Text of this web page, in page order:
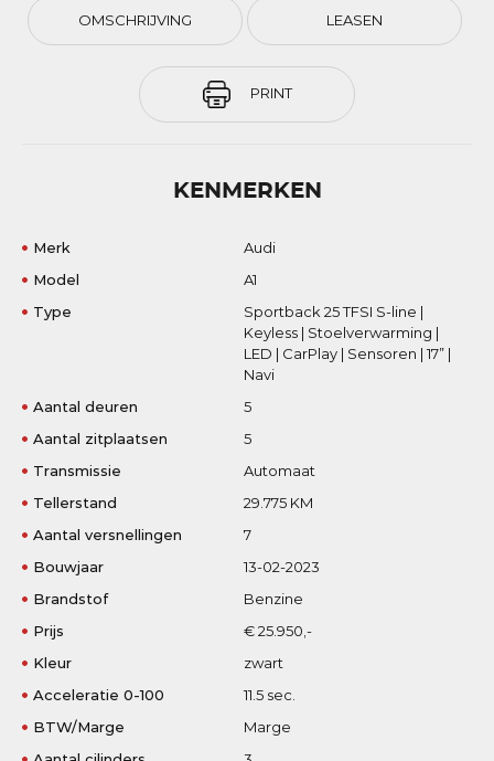
OMSCHRIJVING LEASEN
PRINT
KENMERKEN
Merk
Audi
Model
A1
Type
Sportback 25 TFSI S-line |
Keyless | Stoelverwarming |
LED | CarPlay | Sensoren | 17” |
Navi
Aantal deuren
5
Aantal zitplaatsen
5
Transmissie
Automaat
Tellerstand
29.775 KM
Aantal versnellingen
7
Bouwjaar
13-02-2023
Brandstof
Benzine
Prijs
€ 25.950,-
Kleur
zwart
Acceleratie 0-100
11.5 sec.
BTW/Marge
Marge